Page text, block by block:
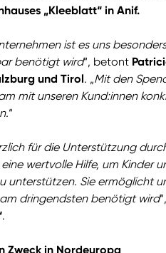
„Kleeblatt“ in Anif.
ist es uns
benötigt wird“, betont
und Tirol. „Mit den
mit unseren Kund:innen
“
für die Unterstützung
wertvolle Hilfe, um Kinder
unterstützen. Sie ermöglicht
dringendsten benötigt wird
.
Zweck in Nordeuropa